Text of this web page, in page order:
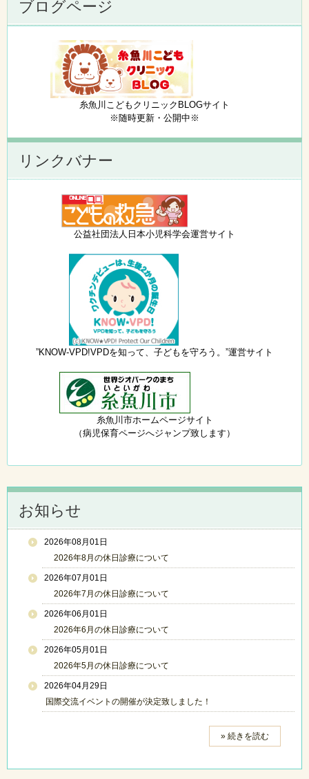
ブログページ
糸魚川こどもクリニックBLOGサイト
※随時更新・公開中※
リンクバナー
公益社団法人日本小児科学会運営サイト
”KNOW-VPD!VPDを知って、子どもを守ろう。”運営サイト
糸魚川市ホームページサイト
（病児保育ページへジャンプ致します）
お知らせ
2026年08月01日
2026年8月の休日診療について
2026年07月01日
2026年7月の休日診療について
2026年06月01日
2026年6月の休日診療について
2026年05月01日
2026年5月の休日診療について
2026年04月29日
国際交流イベントの開催が決定致しました！
» 続きを読む